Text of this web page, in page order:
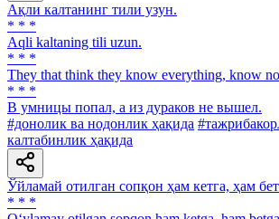
Ақли калтанинг тили узун.
* * *
Aqli kaltaning tili uzun.
* * *
They that think they know everything, know
* * *
В умницы попал, а из дураков не вышел.
#донолик ва нодонлик ҳақида
калтабинлик ҳақида
Ўйламай отилган сопқон ҳам кетга, ҳам
* * *